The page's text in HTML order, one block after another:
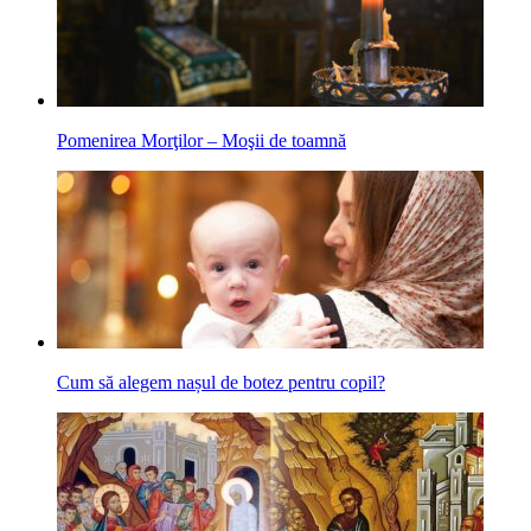
Pomenirea Morţilor – Moşii de toamnă
Cum să alegem nașul de botez pentru copil?